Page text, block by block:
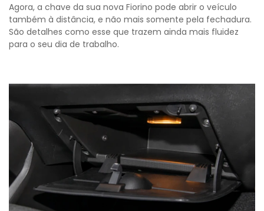
Agora, a chave da sua nova Fiorino pode abrir o veículo
também à distância, e não mais somente pela fechadura.
São detalhes como esse que trazem ainda mais fluidez
para o seu dia de trabalho.